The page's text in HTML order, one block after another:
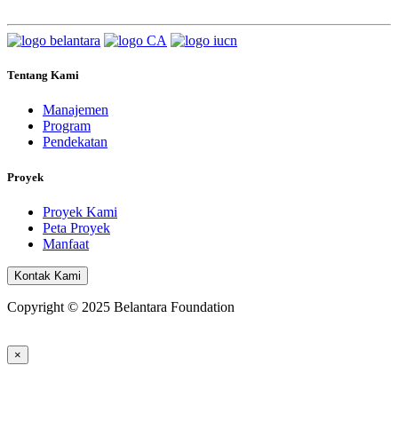
Tentang Kami
Manajemen
Program
Pendekatan
Proyek
Proyek Kami
Peta Proyek
Manfaat
Kontak Kami
Copyright © 2025 Belantara Foundation
×